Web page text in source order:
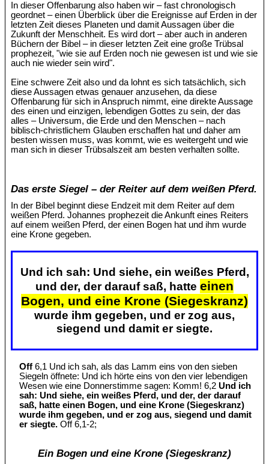
In dieser Offenbarung also haben wir – fast chronologisch
geordnet – einen Überblick über die Ereignisse auf Erden in der
letzten Zeit dieses Planeten und damit Aussagen über die
Zukunft der Menschheit. Es wird dort – aber auch in anderen
Büchern der Bibel – in dieser letzten Zeit eine große Trübsal
prophezeit, "wie sie auf Erden noch nie gewesen ist und wie sie
auch nie wieder sein wird".
Eine schwere Zeit also und da lohnt es sich tatsächlich, sich
diese Aussagen etwas genauer anzusehen, da diese
Offenbarung für sich in Anspruch nimmt, eine direkte Aussage
des einen und einzigen, lebendigen Gottes zu sein, der das
alles – Universum, die Erde und den Menschen – nach
biblisch-christlichem Glauben erschaffen hat und daher am
besten wissen muss, was kommt, wie es weitergeht und wie
man sich in dieser Trübsalszeit am besten verhalten sollte.
Das erste Siegel – der Reiter auf dem weißen Pferd.
In der Bibel beginnt diese Endzeit mit dem Reiter auf dem
weißen Pferd. Johannes prophezeit die Ankunft eines Reiters
auf einem weißen Pferd, der einen Bogen hat und ihm wurde
eine Krone gegeben.
Und ich sah: Und siehe, ein weißes Pferd,
und der, der darauf saß, hatte einen
Bogen, und eine Krone (Siegeskranz)
wurde ihm gegeben, und er zog aus,
siegend und damit er siegte.
Off 6,1 Und ich sah, als das Lamm eins von den sieben
Siegeln öffnete: Und ich hörte eins von den vier lebendigen
Wesen wie eine Donnerstimme sagen: Komm! 6,2Und ich
sah: Und siehe, ein weißes Pferd, und der, der darauf
saß, hatte einen Bogen, und eine Krone (Siegeskranz)
wurde ihm gegeben, und er zog aus, siegend und damit
er siegte. Off 6,1-2;
Ein Bogen und eine Krone (Siegeskranz)